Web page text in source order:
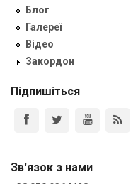
Блог
Галереї
Відео
Закордон
Підпишіться
Зв'язок з нами